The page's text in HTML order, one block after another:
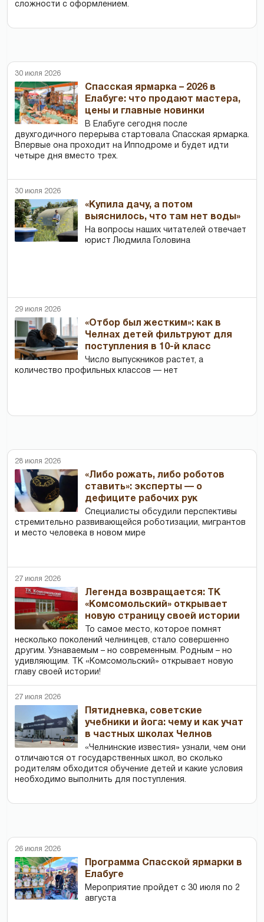
сложности с оформлением.
30 июля 2026
Спасская ярмарка – 2026 в
Елабуге: что продают мастера,
цены и главные новинки
В Елабуге сегодня после
двухгодичного перерыва стартовала Спасская ярмарка.
Впервые она проходит на Ипподроме и будет идти
четыре дня вместо трех.
30 июля 2026
«Купила дачу, а потом
выяснилось, что там нет воды»
На вопросы наших читателей отвечает
юрист Людмила Головина
29 июля 2026
«Отбор был жестким»: как в
Челнах детей фильтруют для
поступления в 10-й класс
Число выпускников растет, а
количество профильных классов — нет
28 июля 2026
«Либо рожать, либо роботов
ставить»: эксперты — о
дефиците рабочих рук
Специалисты обсудили перспективы
стремительно развивающейся роботизации, мигрантов
и место человека в новом мире
27 июля 2026
Легенда возвращается: ТК
«Комсомольский» открывает
новую страницу своей истории
То самое место, которое помнят
несколько поколений челнинцев, стало совершенно
другим. Узнаваемым – но современным. Родным – но
удивляющим. ТК «Комсомольский» открывает новую
главу своей истории!
27 июля 2026
Пятидневка, советские
учебники и йога: чему и как учат
в частных школах Челнов
«Челнинские известия» узнали, чем они
отличаются от государственных школ, во сколько
родителям обходится обучение детей и какие условия
необходимо выполнить для поступления.
26 июля 2026
Программа Спасской ярмарки в
Елабуге
Мероприятие пройдет с 30 июля по 2
августа